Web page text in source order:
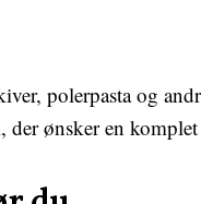
polerpasta og
der ønsker en